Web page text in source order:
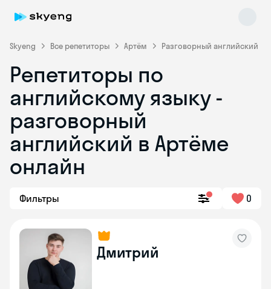
Skyeng Все репетиторы Артём Разговорный английский
Репетиторы по
английскому языку -
разговорный
английский в Артёме
онлайн
Фильтры 0
Дмитрий
Skyeng Chat
online